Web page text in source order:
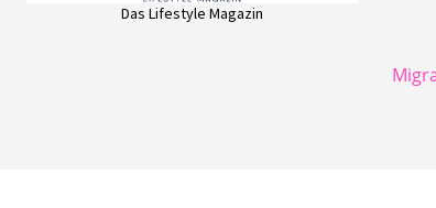
Das Lifestyle Magazin